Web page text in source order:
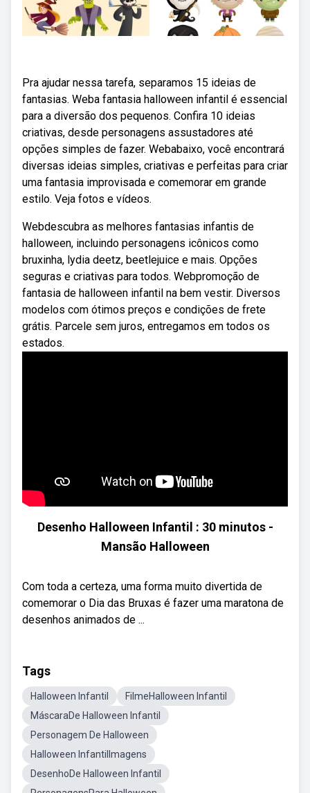
Pra ajudar nessa tarefa, separamos 15 ideias de
fantasias. Weba fantasia halloween infantil é essencial
para a diversão dos pequenos. Confira 10 ideias
criativas, desde personagens assustadores até
opções simples de fazer. Webabaixo, você encontrará
diversas ideias simples, criativas e perfeitas para criar
uma fantasia improvisada e comemorar em grande
estilo. Veja fotos e vídeos.
Webdescubra as melhores fantasias infantis de
halloween, incluindo personagens icônicos como
bruxinha, lydia deetz, beetlejuice e mais. Opções
seguras e criativas para todos. Webpromoção de
fantasia de halloween infantil na bem vestir. Diversos
modelos com ótimos preços e condições de frete
grátis. Parcele sem juros, entregamos em todos os
estados.
Desenho Halloween Infantil : 30 minutos -
Mansão Halloween
Com toda a certeza, uma forma muito divertida de
comemorar o Dia das Bruxas é fazer uma maratona de
desenhos animados de ...
Tags
Halloween Infantil
FilmeHalloween Infantil
MáscaraDe Halloween Infantil
Personagem De Halloween
Halloween InfantilImagens
DesenhoDe Halloween Infantil